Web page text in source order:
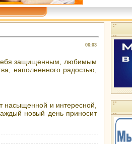
06:03
себя защищенным, любимым
наполненного радостью,
насыщенной и интересной,
новый день приносит